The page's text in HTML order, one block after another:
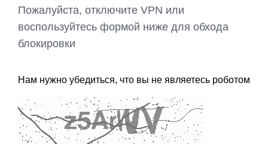
Пожалуйста, отключите VPN или
воспользуйтесь формой ниже для обхода
блокировки
Нам нужно убедиться, что вы не являетесь роботом